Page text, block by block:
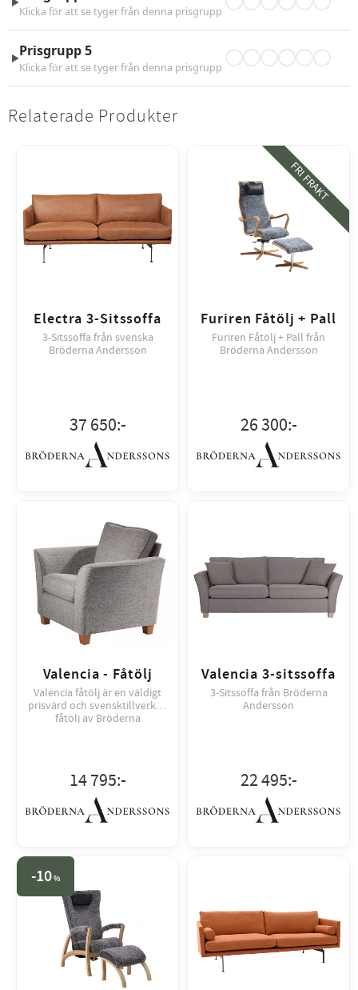
Klicka för att se tyger från denna prisgrupp
►Prisgrupp 5
Klicka för att se tyger från denna prisgrupp
Relaterade Produkter
Electra 3-Sitssoffa
3-Sitssoffa från svenska
Bröderna Andersson
37 650:-
Furiren Fåtölj + Pall
Furiren Fåtölj + Pall från
Bröderna Andersson
26 300:-
FRI FRAKT
Valencia - Fåtölj
Valencia fåtölj är en väldigt
prisvärd och svensktillverkad
fåtölj av Bröderna
14 795:-
Valencia 3-sitssoffa
3-Sitssoffa från Bröderna
Andersson
22 495:-
10%